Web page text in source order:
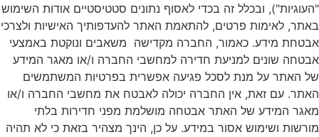
"העוגיות"), ובכלל זה בכדי לאסוף נתונים סטטיסטיים אודות השימוש
באתר, לאימות פרטים, להתאמת האתר להעדפותיך האישיות ולצרכי
אבטחת מידע. כאמור, החברה מקדישה משאבים ונוקטת באמצעי
אבטחה שונים למניעת חדירה למחשבי החברה ו/או מאגר המידע
של האתר על מנת לסכל פגיעה אפשרית בפרטיות המשתמשים
האתר. עם זאת, אין החברה יכולה לאבטח את מחשבי החברה ו/או
מאגר המידע של האתר אבטחה מושלמת מפני חדירות בלתי
מורשות ושימוש אסור במידע. על כן, הינך מצהיר בזאת כי לא תהיה